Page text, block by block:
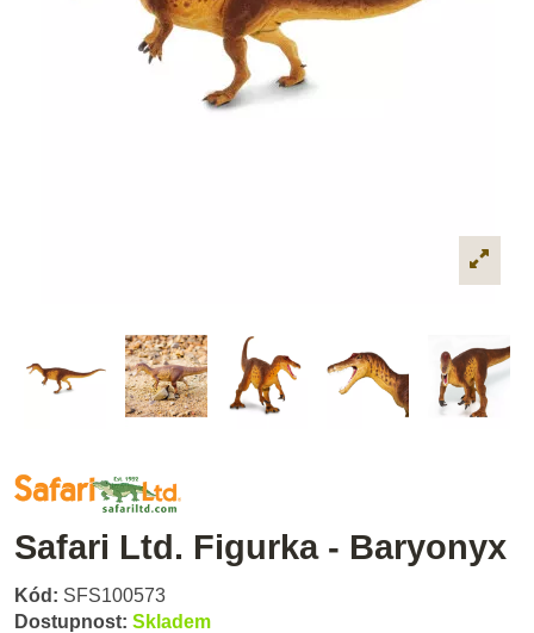
Safari Ltd. Figurka - Baryonyx
Kód: SFS100573
Dostupnost: Skladem